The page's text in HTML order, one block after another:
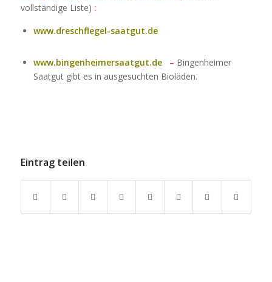
vollständige Liste) :
www.dreschflegel-saatgut.de
www.bingenheimersaatgut.de– Bingenheimer
Saatgut gibt es in ausgesuchten Bioläden.
Eintrag teilen